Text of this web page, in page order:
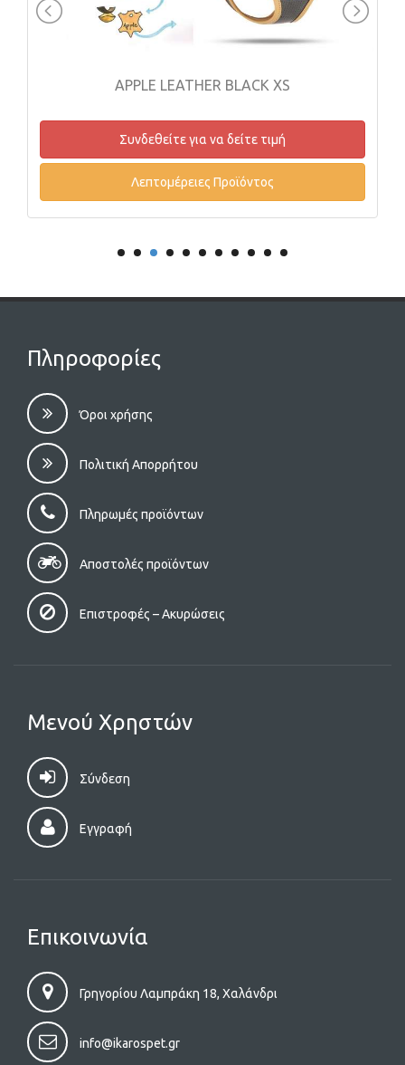
APPLE LEATHER BLACK XS
Συνδεθείτε για να δείτε τιμή
Λεπτομέρειες Προϊόντος
Πληροφορίες
Όροι χρήσης
Πολιτική Απορρήτου
Πληρωμές προϊόντων
Αποστολές προϊόντων
Επιστροφές – Aκυρώσεις
Μενού Χρηστών
Σύνδεση
Εγγραφή
Επικοινωνία
Γρηγορίου Λαμπράκη 18, Χαλάνδρι
info@ikarospet.gr